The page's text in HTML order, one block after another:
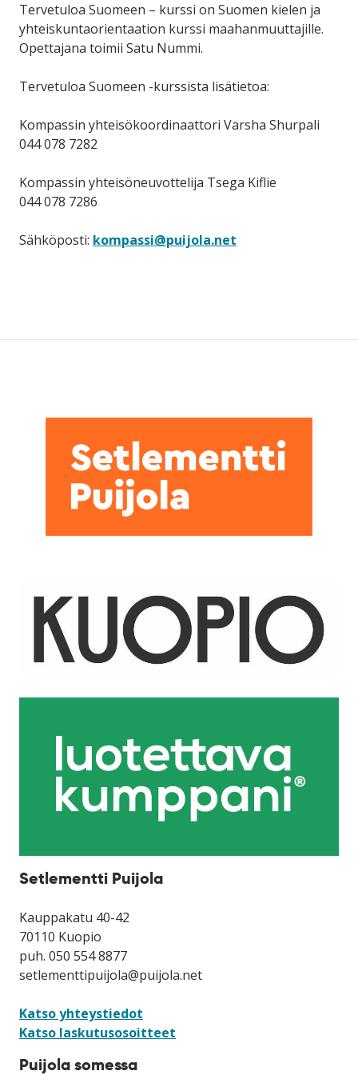
Tervetuloa Suomeen – kurssi on Suomen kielen ja
yhteiskuntaorientaation kurssi maahanmuuttajille.
Opettajana toimii Satu Nummi.
Tervetuloa Suomeen -kurssista lisätietoa:
Kompassin yhteisökoordinaattori Varsha Shurpali
044 078 7282
Kompassin yhteisöneuvottelija Tsega Kiflie
044 078 7286
Sähköposti: kompassi@puijola.net
Setlementti Puijola
Kauppakatu 40-42
70110 Kuopio
puh. 050 554 8877
setlementtipuijola@puijola.net
Katso yhteystiedot
Katso laskutusosoitteet
Puijola somessa